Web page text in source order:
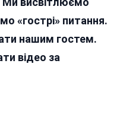
«гострі» питання.
нашим гостем.
відео за